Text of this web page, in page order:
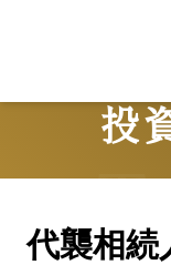
投
代襲相続